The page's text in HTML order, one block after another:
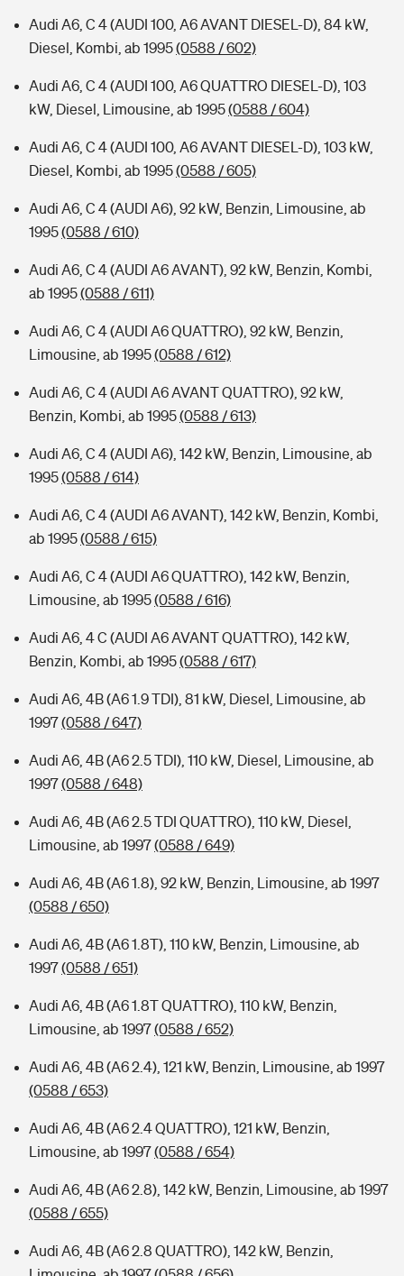
Audi A6, C 4 (AUDI 100, A6 AVANT DIESEL-D), 84 kW,
Diesel, Kombi, ab 1995(0588 / 602)
Audi A6, C 4 (AUDI 100, A6 QUATTRO DIESEL-D), 103
kW, Diesel, Limousine, ab 1995(0588 / 604)
Audi A6, C 4 (AUDI 100, A6 AVANT DIESEL-D), 103 kW,
Diesel, Kombi, ab 1995(0588 / 605)
Audi A6, C 4 (AUDI A6), 92 kW, Benzin, Limousine, ab
1995(0588 / 610)
Audi A6, C 4 (AUDI A6 AVANT), 92 kW, Benzin, Kombi,
ab 1995(0588 / 611)
Audi A6, C 4 (AUDI A6 QUATTRO), 92 kW, Benzin,
Limousine, ab 1995(0588 / 612)
Audi A6, C 4 (AUDI A6 AVANT QUATTRO), 92 kW,
Benzin, Kombi, ab 1995(0588 / 613)
Audi A6, C 4 (AUDI A6), 142 kW, Benzin, Limousine, ab
1995(0588 / 614)
Audi A6, C 4 (AUDI A6 AVANT), 142 kW, Benzin, Kombi,
ab 1995(0588 / 615)
Audi A6, C 4 (AUDI A6 QUATTRO), 142 kW, Benzin,
Limousine, ab 1995(0588 / 616)
Audi A6, 4 C (AUDI A6 AVANT QUATTRO), 142 kW,
Benzin, Kombi, ab 1995(0588 / 617)
Audi A6, 4B (A6 1.9 TDI), 81 kW, Diesel, Limousine, ab
1997(0588 / 647)
Audi A6, 4B (A6 2.5 TDI), 110 kW, Diesel, Limousine, ab
1997(0588 / 648)
Audi A6, 4B (A6 2.5 TDI QUATTRO), 110 kW, Diesel,
Limousine, ab 1997(0588 / 649)
Audi A6, 4B (A6 1.8), 92 kW, Benzin, Limousine, ab 1997
(0588 / 650)
Audi A6, 4B (A6 1.8T), 110 kW, Benzin, Limousine, ab
1997(0588 / 651)
Audi A6, 4B (A6 1.8T QUATTRO), 110 kW, Benzin,
Limousine, ab 1997(0588 / 652)
Audi A6, 4B (A6 2.4), 121 kW, Benzin, Limousine, ab 1997
(0588 / 653)
Audi A6, 4B (A6 2.4 QUATTRO), 121 kW, Benzin,
Limousine, ab 1997(0588 / 654)
Audi A6, 4B (A6 2.8), 142 kW, Benzin, Limousine, ab 1997
(0588 / 655)
Audi A6, 4B (A6 2.8 QUATTRO), 142 kW, Benzin,